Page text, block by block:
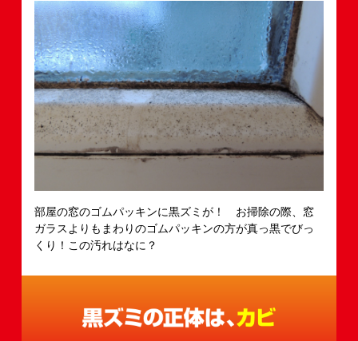
部屋の窓のゴムパッキンに黒ズミが！ お掃除の際、窓
ガラスよりもまわりのゴムパッキンの方が真っ黒でびっ
くり！この汚れはなに？